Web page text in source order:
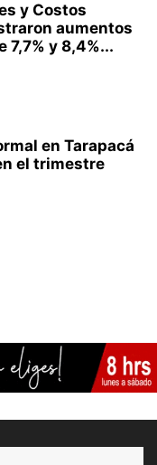
y Costos
aumentos
7,7% y 8,4%...
en Tarapacá
el trimestre